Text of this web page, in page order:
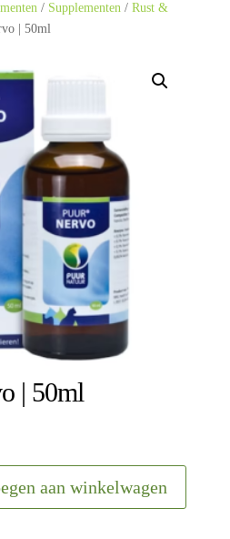
/ Supplementen/ Rust &
| 50ml
| 50ml
aan winkelwagen